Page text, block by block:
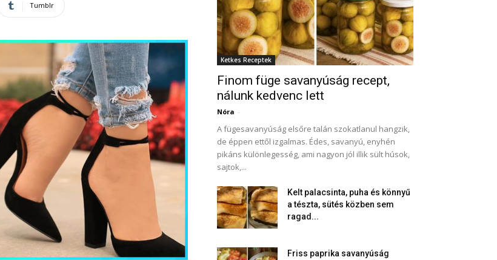
Tumblr
Ketkes Receptek
Finom füge savanyúság recept,
nálunk kedvenc lett
Nóra -
A fügesavanyúság elsőre talán szokatlanul hangzik,
de éppen ettől izgalmas. Édes, savanyú, enyhén
pikáns különlegesség, ami nagyon jól illik sült húsok,
sajtok,...
Kelt palacsinta, puha és könnyű
a tészta, sütés közben sem
ragad...
Friss paprika savanyúság